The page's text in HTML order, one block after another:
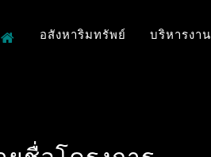
อสังหาริมทรัพย์ บริหารงาน